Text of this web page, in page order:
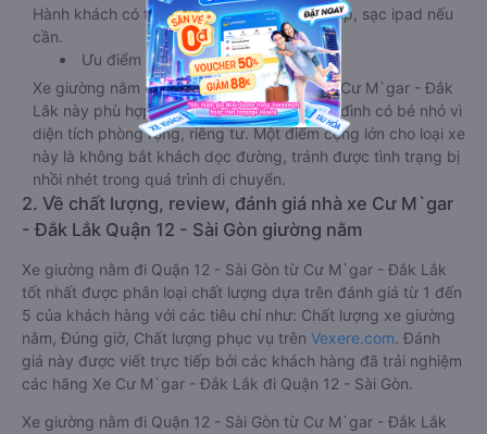
Hành khách có thể sạc điện thoại, sạc laptop, sạc ipad nếu
cần.
Ưu điểm
Xe giường nằm đôi đi Quận 12 - Sài Gòn từ Cư M`gar - Đắk
Lắk này phù hợp cho các cặp đôi hoặc gia đình có bé nhỏ vì
diện tích phòng rộng, riêng tư. Một điểm cộng lớn cho loại xe
này là không bắt khách dọc đường, tránh được tình trạng bị
nhồi nhét trong quá trình di chuyển.
2. Về chất lượng, review, đánh giá nhà xe Cư M`gar
- Đắk Lắk Quận 12 - Sài Gòn giường nằm
Xe giường nằm đi Quận 12 - Sài Gòn từ Cư M`gar - Đắk Lắk
tốt nhất được phân loại chất lượng dựa trên đánh giá từ 1 đến
5 của khách hàng với các tiêu chí như: Chất lượng xe giường
nằm, Đúng giờ, Chất lượng phục vụ trên Vexere.com. Đánh
giá này được viết trực tiếp bởi các khách hàng đã trải nghiệm
các hãng Xe Cư M`gar - Đắk Lắk đi Quận 12 - Sài Gòn.
Xe giường nằm đi Quận 12 - Sài Gòn từ Cư M`gar - Đắk Lắk